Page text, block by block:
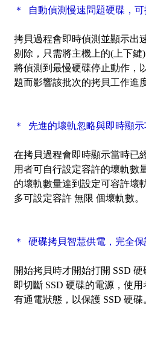
＊ 自動偵測慢速問題硬碟，
拷貝過程會即時偵測並顯示出
剔除，只需將主機上的(上下
將偵測到最慢硬碟停止動作，
題而影響該批次的拷貝工作進度
＊ 先進的壞軌忽略與即時顯示
在拷貝過程會即時顯示當時已
用者可自行設定容許的壞軌數
的壞軌數量達到設定可容許壞
多可設定容許 無限 個壞軌數。
＊ 硬碟拷貝智慧供電，完全
開始拷貝時才開始打開 SSD
即切斷 SSD 硬碟的電源，使
有通電狀態，以保護 SSD 硬碟